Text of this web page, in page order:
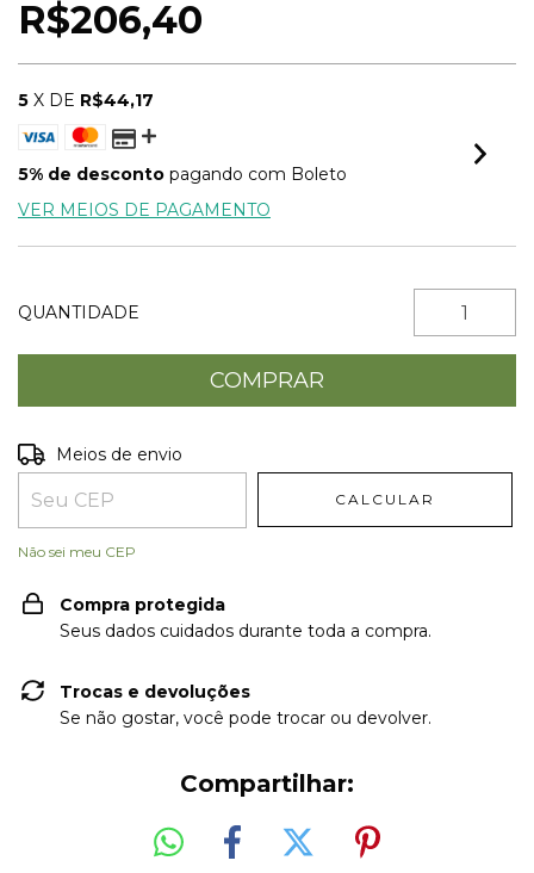
R$206,40
5 X DE R$44,17
5% de desconto pagando com Boleto
VER MEIOS DE PAGAMENTO
QUANTIDADE
Entregas para o CEP:
Meios de envio
CALCULAR
Não sei meu CEP
Compra protegida
Seus dados cuidados durante toda a compra.
Trocas e devoluções
Se não gostar, você pode trocar ou devolver.
Compartilhar: